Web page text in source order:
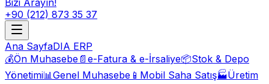
Bizi Arayın!
+90 (212) 873 35 37
Ana SayfaDIA ERP
💰Ön Muhasebe 📄 e-Fatura & e-İrsaliye📦Stok & Depo
Yönetimi📊Genel Muhasebe 📱 Mobil Saha Satış🏭Üretim